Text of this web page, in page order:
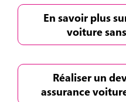
En savoir plus
voiture
Réaliser un
assurance